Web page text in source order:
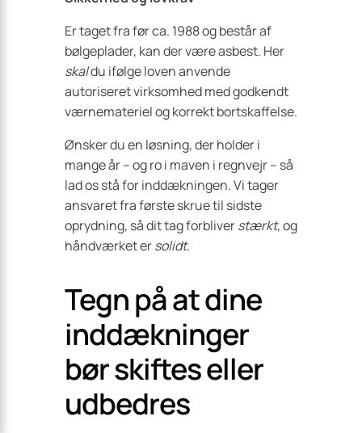
Er taget fra før ca. 1988 og består af
bølgeplader, kan der være asbest. Her
skaldu ifølge loven anvende
autoriseret virksomhed med godkendt
værnemateriel og korrekt bortskaffelse.
Ønsker du en løsning, der holder i
mange år – og ro i maven i regnvejr – så
lad os stå for inddækningen. Vi tager
ansvaret fra første skrue til sidste
oprydning, så dit tag forbliverstærkt, og
håndværket ersolidt.
Tegn på at dine
inddækninger
bør skiftes eller
udbedres